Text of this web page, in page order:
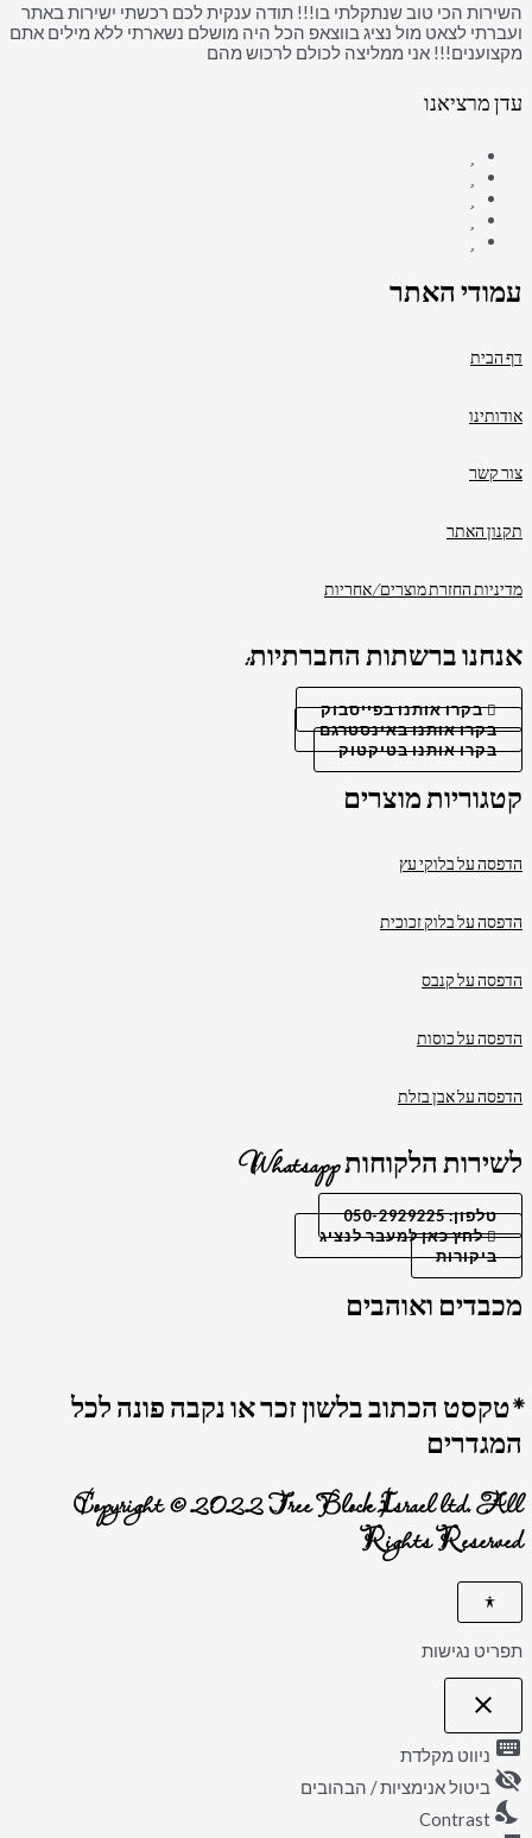
השירות הכי טוב שנתקלתי בו!!! תודה ענקית לכם רכשתי ישירות באתר
ועברתי לצאט מול נציג בווצאפ הכל היה מושלם נשארתי ללא מילים אתם
מקצוענים!!! אני ממליצה לכולם לרכוש מהם
עדן מרציאנו
עמודי האתר
דף הבית
אודותינו
צור קשר
תקנון האתר
מדיניות החזרת מוצרים/אחריות
אנחנו ברשתות החברתיות:
בקרו אותנו בפייסבוק
בקרו אותנו באינסטרגם
בקרו אותנו בטיקטוק
קטגוריות מוצרים
הדפסה על בלוקי עץ
הדפסה על בלוק זכוכית
הדפסה על קנבס
הדפסה על כוסות
הדפסה על אבן בזלת
לשירות הלקוחות Whatsapp
טלפון: 050-2929225
לחץ כאן למעבר לנציג
ביקורות
מכבדים ואוהבים
*טקסט הכתוב בלשון זכר או נקבה פונה לכל
המגדרים
Copyright © 2022 Tree Block Israel ltd. All
Rights Reserved
תפריט נגישות
close
פתיחה וסגירה של תפריט הנגישות
keyboard ניווט מקלדת
visibility_off ביטול אנימציות / הבהובים
nights_stay
Contrast